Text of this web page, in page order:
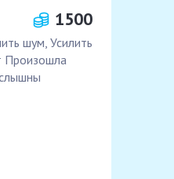
1500
шум, Усилить
Произошла